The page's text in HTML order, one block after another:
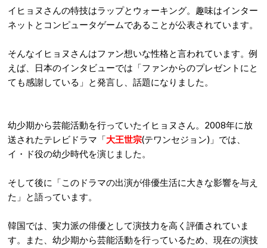
イヒョヌさんの特技はラップとウォーキング。趣味はインター
ネットとコンピュータゲームであることが公表されています。
そんなイヒョヌさんはファン想いな性格と言われています。例
えば、日本のインタビューでは「ファンからのプレゼントにと
ても感謝している」と発言し、話題になりました。
幼少期から芸能活動を行っていたイヒョヌさん。2008年に放
送されたテレビドラマ「大王世宗(テワンセジョン)」では、
イ・ド役の幼少時代を演じました。
そして後に「このドラマの出演が俳優生活に大きな影響を与え
た」と語っています。
韓国では、実力派の俳優として演技力を高く評価されていま
す。また、幼少期から芸能活動を行っているため、現在の演技